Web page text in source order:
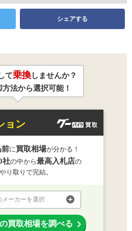
シェアする
て乗換しませんか？
方法から選択可能！
ョン
前に買取相場が分かる！
社の中から最高入札店の
り取りで完結。
メーカーを選択
買取相場を調べる